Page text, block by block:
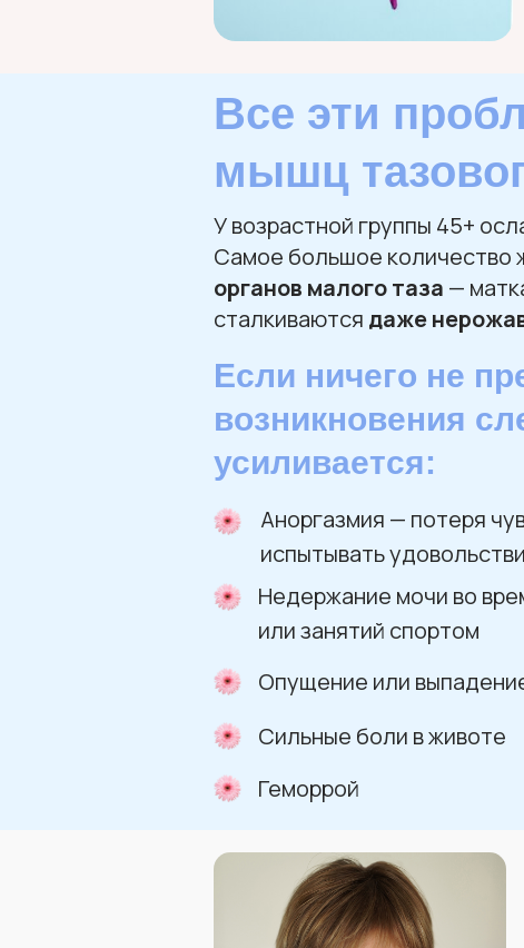
Все эти
мышц
У возрастной группы 45+
Самое большое количество
органов малого таза —
сталкиваются даже
Если ничего не
возникновения
усиливается:
Аноргазмия — потеря
испытывать
Недержание мочи во
или занятий спортом
Опущение или
Сильные боли в животе
Геморрой